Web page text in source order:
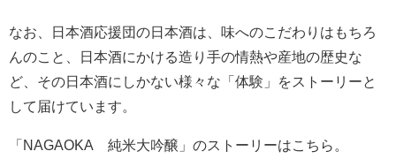
なお、日本酒応援団の日本酒は、味へのこだわりはもちろ
んのこと、日本酒にかける造り手の情熱や産地の歴史な
ど、その日本酒にしかない様々な「体験」をストーリーと
して届けています。
「NAGAOKA 純米大吟醸」のストーリーはこちら。